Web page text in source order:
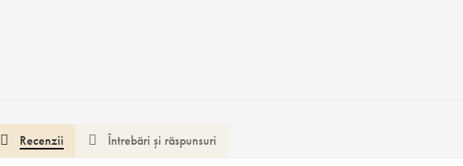
Recenzii Întrebări și răspunsuri